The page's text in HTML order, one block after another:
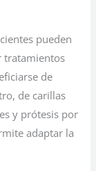
pueden
tratamientos
de
de carillas
y prótesis por
adaptar la